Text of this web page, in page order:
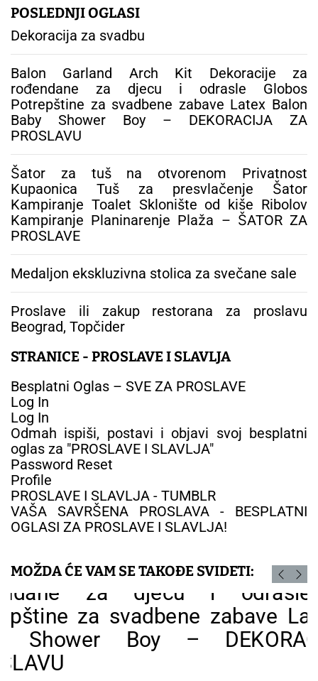
g
a
:
POSLEDNJI OGLASI
Dekoracija za svadbu
Balon Garland Arch Kit Dekoracije za
rođendane za djecu i odrasle Globos
Potrepštine za svadbene zabave Latex Balon
Baby Shower Boy – DEKORACIJA ZA
PROSLAVU
Šator za tuš na otvorenom Privatnost
Kupaonica Tuš za presvlačenje Šator
Kampiranje Toalet Sklonište od kiše Ribolov
Kampiranje Planinarenje Plaža – ŠATOR ZA
PROSLAVE
Medaljon ekskluzivna stolica za svečane sale
Proslave ili zakup restorana za proslavu
Beograd, Topčider
STRANICE - PROSLAVE I SLAVLJA
Besplatni Oglas – SVE ZA PROSLAVE
Log In
Log In
Odmah ispiši, postavi i objavi svoj besplatni
oglas za "PROSLAVE I SLAVLJA"
Password Reset
Profile
PROSLAVE I SLAVLJA - TUMBLR
VAŠA SAVRŠENA PROSLAVA - BESPLATNI
OGLASI ZA PROSLAVE I SLAVLJA!
MOŽDA ĆE VAM SE TAKOĐE SVIDETI: